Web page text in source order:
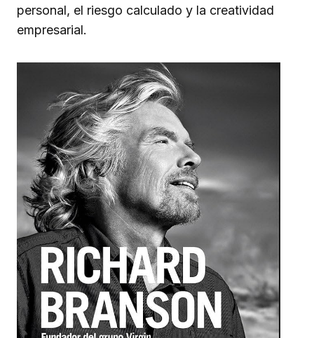
personal, el riesgo calculado y la creatividad
empresarial.